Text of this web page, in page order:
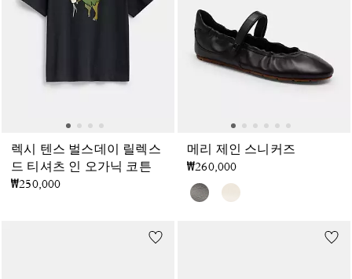
렉시 텐스 벌스데이 릴렉스
드 티셔츠 인 오가닉 코튼
₩250,000
메리 제인 스니커즈
₩260,000